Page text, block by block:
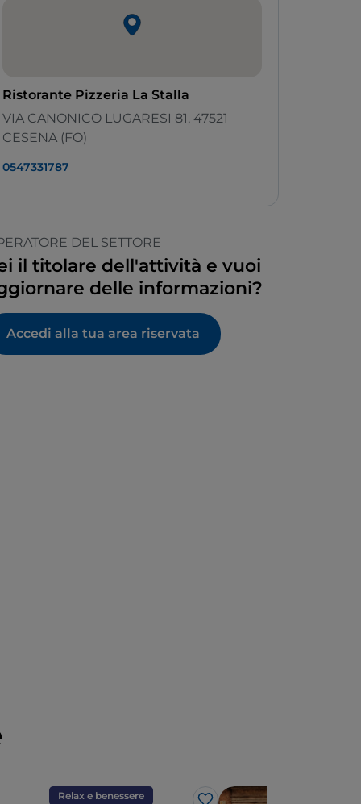
Ristorante Pizzeria La Stalla
VIA CANONICO LUGARESI 81, 47521
CESENA (FO)
0547331787
DEL SETTORE
il titolare dell'attività e vuoi
delle informazioni?
Accedi alla tua area riservata
Relax e benessere